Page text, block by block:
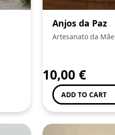
Anjos da Paz
Artesanato da Mãe
10,00 €
ADD TO CART